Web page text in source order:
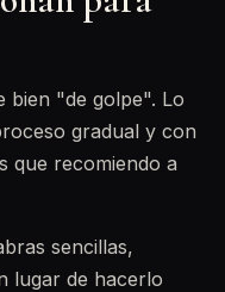
bien "de golpe". Lo
gradual y con
que recomiendo a
sencillas,
lugar de hacerlo